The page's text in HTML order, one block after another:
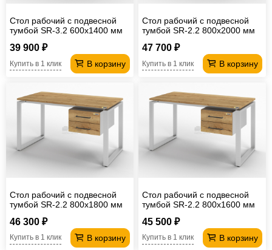
Стол рабочий с подвесной
тумбой SR-3.2 600х1400 мм
39 900 ₽
В корзину
Купить в 1 клик
Стол рабочий с подвесной
тумбой SR-2.2 800х2000 мм
47 700 ₽
В корзину
Купить в 1 клик
Стол рабочий с подвесной
тумбой SR-2.2 800х1800 мм
46 300 ₽
В корзину
Купить в 1 клик
Стол рабочий с подвесной
тумбой SR-2.2 800х1600 мм
45 500 ₽
В корзину
Купить в 1 клик